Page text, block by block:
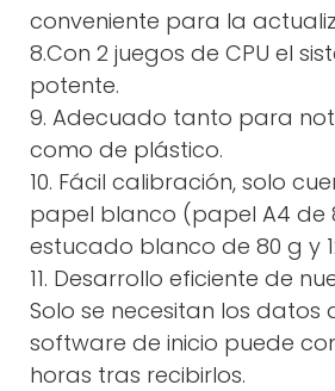
conveniente para la
8.Con 2 juegos de CPU el
potente.
9. Adecuado tanto para
como de plástico.
10. Fácil calibración, solo
papel blanco (papel A4 de
estucado blanco de 80 g y
11. Desarrollo eficiente de
Solo se necesitan los datos
software de inicio puede
horas tras recibirlos.